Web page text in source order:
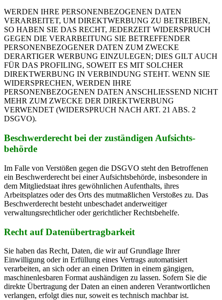
WERDEN IHRE PERSONENBEZOGENEN DATEN
VERARBEITET, UM DIREKTWERBUNG ZU BETREIBEN,
SO HABEN SIE DAS RECHT, JEDERZEIT WIDERSPRUCH
GEGEN DIE VERARBEITUNG SIE BETREFFENDER
PERSONENBEZOGENER DATEN ZUM ZWECKE
DERARTIGER WERBUNG EINZULEGEN; DIES GILT AUCH
FÜR DAS PROFILING, SOWEIT ES MIT SOLCHER
DIREKTWERBUNG IN VERBINDUNG STEHT. WENN SIE
WIDERSPRECHEN, WERDEN IHRE
PERSONENBEZOGENEN DATEN ANSCHLIESSEND NICHT
MEHR ZUM ZWECKE DER DIREKTWERBUNG
VERWENDET (WIDERSPRUCH NACH ART. 21 ABS. 2
DSGVO).
Beschwerde­recht bei der zuständigen Aufsichts­
behörde
Im Falle von Verstößen gegen die DSGVO steht den Betroffenen
ein Beschwerderecht bei einer Aufsichtsbehörde, insbesondere in
dem Mitgliedstaat ihres gewöhnlichen Aufenthalts, ihres
Arbeitsplatzes oder des Orts des mutmaßlichen Verstoßes zu. Das
Beschwerderecht besteht unbeschadet anderweitiger
verwaltungsrechtlicher oder gerichtlicher Rechtsbehelfe.
Recht auf Daten­übertrag­barkeit
Sie haben das Recht, Daten, die wir auf Grundlage Ihrer
Einwilligung oder in Erfüllung eines Vertrags automatisiert
verarbeiten, an sich oder an einen Dritten in einem gängigen,
maschinenlesbaren Format aushändigen zu lassen. Sofern Sie die
direkte Übertragung der Daten an einen anderen Verantwortlichen
verlangen, erfolgt dies nur, soweit es technisch machbar ist.